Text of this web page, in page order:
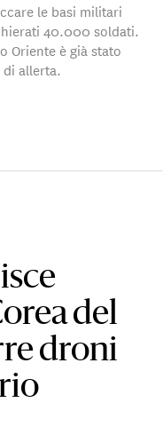
le basi militari
40.000 soldati.
Oriente è già stato
allerta.
del
droni